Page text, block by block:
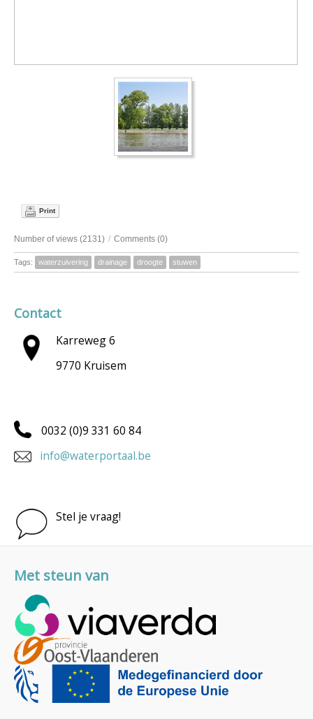
Print
Number of views (2131) / Comments (0)
Tags: waterzuivering drainage droogte stuwen
Contact
Karreweg 6
9770 Kruisem
0032 (0)9 331 60 84
info@waterportaal.be
Stel je vraag!
Met steun van